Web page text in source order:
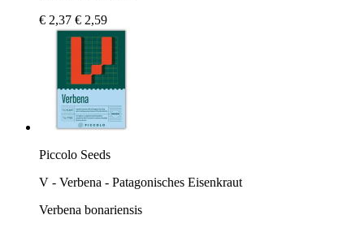
€ 2,37 € 2,59
Piccolo Seeds
V - Verbena - Patagonisches Eisenkraut
Verbena bonariensis